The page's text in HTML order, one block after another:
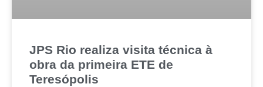
JPS Rio realiza visita técnica à
obra da primeira ETE de
Teresópolis